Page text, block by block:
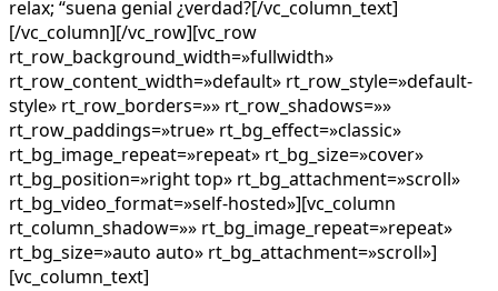
relax; “suena genial ¿verdad?[/vc_column_text]
[/vc_column][/vc_row][vc_row
rt_row_background_width=»fullwidth»
rt_row_content_width=»default» rt_row_style=»default-
style» rt_row_borders=»» rt_row_shadows=»»
rt_row_paddings=»true» rt_bg_effect=»classic»
rt_bg_image_repeat=»repeat» rt_bg_size=»cover»
rt_bg_position=»right top» rt_bg_attachment=»scroll»
rt_bg_video_format=»self-hosted»][vc_column
rt_column_shadow=»» rt_bg_image_repeat=»repeat»
rt_bg_size=»auto auto» rt_bg_attachment=»scroll»]
[vc_column_text]